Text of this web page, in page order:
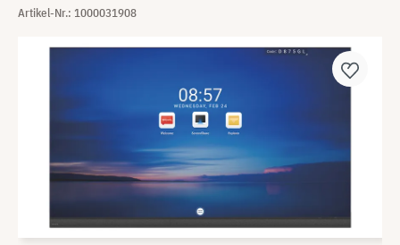
Artikel-Nr.: 1000031908